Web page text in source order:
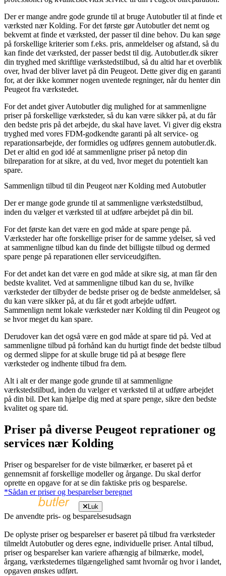
Der er mange andre gode grunde til at bruge Autobutler til at finde et
værksted nær Kolding. For det første gør Autobutler det nemt og
bekvemt at finde et værksted, der passer til dine behov. Du kan søge
på forskellige kriterier som f.eks. pris, anmeldelser og afstand, så du
kan finde det værksted, der passer bedst til dig. Autobutler.dk sikrer
din tryghed med skriftlige værkstedstilbud, så du altid har et overblik
over, hvad der bliver lavet på din Peugeot. Dette giver dig en garanti
for, at der ikke kommer nogen uventede regninger, når du henter din
Peugeot fra værkstedet.
For det andet giver Autobutler dig mulighed for at sammenligne
priser på forskellige værksteder, så du kan være sikker på, at du får
den bedste pris på det arbejde, du skal have lavet. Vi giver dig ekstra
tryghed med vores FDM-godkendte garanti på alt service- og
reparationsarbejde, der formidles og udføres gennem autobutler.dk.
Det er altid en god idé at sammenligne priser på netop din
bilreparation for at sikre, at du ved, hvor meget du potentielt kan
spare.
Sammenlign tilbud til din Peugeot nær Kolding med Autobutler
Der er mange gode grunde til at sammenligne værkstedstilbud,
inden du vælger et værksted til at udføre arbejdet på din bil.
For det første kan det være en god måde at spare penge på.
Værksteder har ofte forskellige priser for de samme ydelser, så ved
at sammenligne tilbud kan du finde det billigste tilbud og dermed
spare penge på reparationen eller serviceudgiften.
For det andet kan det være en god måde at sikre sig, at man får den
bedste kvalitet. Ved at sammenligne tilbud kan du se, hvilke
værksteder der tilbyder de bedste priser og de bedste anmeldelser, så
du kan være sikker på, at du får et godt arbejde udført.
Sammenlign nemt lokale værksteder nær Kolding til din Peugeot og
se hvor meget du kan spare.
Derudover kan det også være en god måde at spare tid på. Ved at
sammenligne tilbud på forhånd kan du hurtigt finde det bedste tilbud
og dermed slippe for at skulle bruge tid på at besøge flere
værksteder og indhente tilbud fra dem.
Alt i alt er der mange gode grunde til at sammenligne
værkstedstilbud, inden du vælger et værksted til at udføre arbejdet
på din bil. Det kan hjælpe dig med at spare penge, sikre den bedste
kvalitet og spare tid.
Priser på diverse Peugeot reprationer og
services nær Kolding
Priser og besparelser for de viste bilmærker, er baseret på et
gennemsnit af forskellige modeller og årgange. Du skal derfor
oprette en opgave for at se din faktiske pris og besparelse.
*Sådan er priser og besparelser beregnet
Luk
De anvendte pris- og besparelsesudsagn
De oplyste priser og besparelser er baseret på tilbud fra værksteder
tilmeldt Autobutler og deres egne, individuelle priser. Antal tilbud,
priser og besparelser kan variere afhængig af bilmærke, model,
årgang, værkstedernes tilgængelighed samt hvornår og hvor i landet,
opgaven ønskes udført.